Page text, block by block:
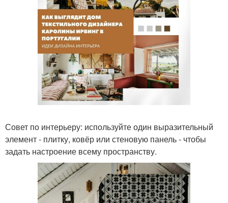
Совет по интерьеру: используйте один выразительный
элемент - плитку, ковёр или стеновую панель - чтобы
задать настроение всему пространству.